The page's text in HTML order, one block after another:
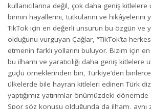
kullanıcılarına değil, çok daha geniş
birinin hayallerini, tutkularını ve hikâyelerini
TikTok için en değerli unsurun bu özgün ve
olduğunu vurguyan Çağlar, “TikTok’ta
etmenin farklı yollarını buluyor. Bizim için
bu ilhamı ve yaratıcılığı daha geniş kitlelere
güçlü örneklerinden biri, Türkiye’den
ülkelerde bile hayran kitleleri edinen Türk
yaptığımız yatırımlar önümüzdeki
Spor söz konusu olduğunda da ilham, aynı